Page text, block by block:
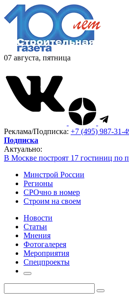
07 августа, пятница
Реклама/Подписка: +7 (495) 987-31-
Подписка
Актуально:
В Москве построят 17 гостиниц по
Минстрой России
Регионы
СРОчно в номер
Строим на своем
Новости
Статьи
Мнения
Фотогалерея
Мероприятия
Спецпроекты